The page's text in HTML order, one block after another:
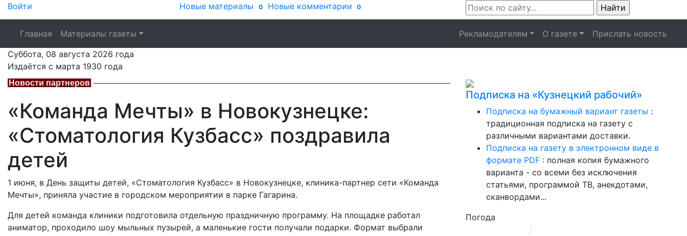
Войти Новые материалы 0 Новые комментарии 0
Главная Материалы газеты Рекламодателям О газете
Прислать новость
Суббота, 08 августа 2026 года
Издаётся с марта 1930 года
Новости партнеров
«Команда Мечты» в Новокузнецке:
«Стоматология Кузбасс» поздравила
детей
1 июня, в День защиты детей, «Стоматология Кузбасс» в Новокузнецке, клиника-партнер сети «Команда
Мечты», приняла участие в городском мероприятии в парке Гагарина.
Для детей команда клиники подготовила отдельную праздничную программу. На площадке работал
аниматор, проходило шоу мыльных пузырей, а маленькие гости получали подарки. Формат выбрали
Подписка на «Кузнецкий рабочий»
Подписка на бумажный вариант газеты :
традиционная подписка на газету с
различными вариантами доставки.
Подписка на газету в электронном виде в
формате PDF : полная копия бумажного
варианта - со всеми без исключения
статьями, программой ТВ, анекдотами,
сканвордами...
Погода